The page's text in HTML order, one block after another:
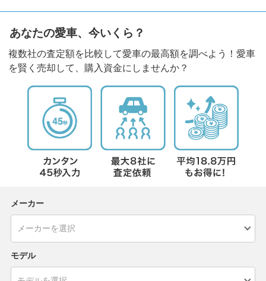
あなたの愛車、今いくら？
複数社の査定額を比較して愛車の最高額を調べよう！愛車
を賢く売却して、購入資金にしませんか？
メーカー
モデル